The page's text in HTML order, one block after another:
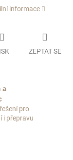
informace
ZEPTAT SE
a
pro
i přepravu